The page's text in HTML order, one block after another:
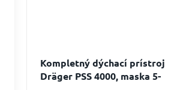
Kompletný dýchací prístroj
Dräger PSS 4000, maska 5-